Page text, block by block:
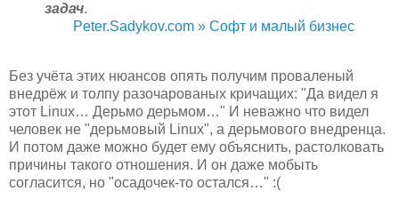
задач.
Peter.Sadykov.com » Софт и малый бизнес
Без учёта этих нюансов опять получим проваленый
внедрёж и толпу разочарованых кричащих: "Да видел я
этот Linux… Дерьмо дерьмом…" И неважно что видел
человек не "дерьмовый Linux", а дерьмового внедренца.
И потом даже можно будет ему объяснить, растолковать
причины такого отношения. И он даже мобыть
согласится, но "осадочек-то остался…" :(